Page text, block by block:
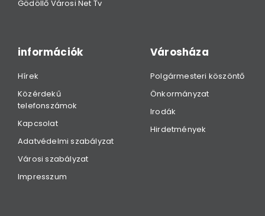
Gödöllő Városi Net Tv
információk
Hírek
Közérdekű
telefonszámok
Kapcsolat
Adatvédelmi szabályzat
Városi szabályzat
Impresszum
Városháza
Polgármesteri köszöntő
Önkormányzat
Irodák
Hirdetmények